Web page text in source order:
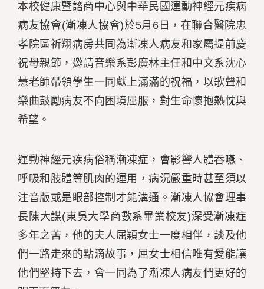
本校健康暨諮商中心與中華民國運動神經元疾病
病友協會(漸凍人協會)於5月6日，在聯合醫院忠
孝院區祈翔病房共同為漸凍人病友和家屬提前慶
祝母親節，邀請音樂系彭廣林主任和中文系沈心
慧老師帶領學生一同獻上滿滿的祝福，以歌聲和
樂曲鼓勵病友不向困境屈服，對生命懷抱熱忱與
希望。
運動神經元疾病俗稱漸凍症，會影響人體吞嚥、
呼吸和肢體等肌肉的運用，病況嚴重時甚至須以
注音版或是眼部控制才能溝通。漸凍人協會理事
長陳大謀(東吳大學商數系畢業校友)深受漸凍症
多年之苦，他的夫人屈穎女士一度相伴，談及他
們一路走來的點滴故事，屈女士相信唯有愛能讓
他們堅持下去，會一同為了漸凍人病友們更好的